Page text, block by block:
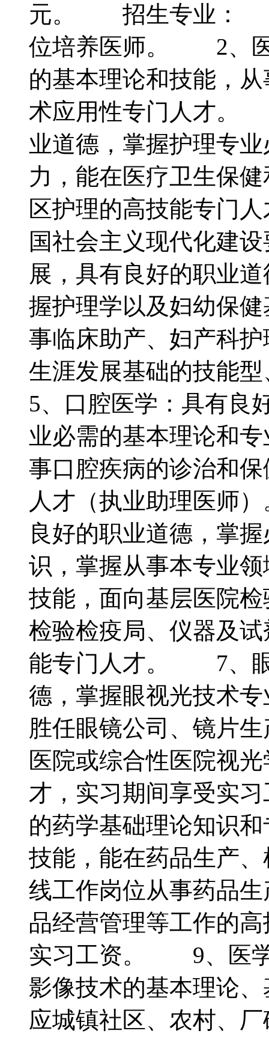
元。 招生专业： 1
位培养医师。 2、医
的基本理论和技能，
术应用性专门人才。
业道德，掌握护理专
力，能在医疗卫生保
区护理的高技能专门
国社会主义现代化建
展，具有良好的职业
握护理学以及妇幼保
事临床助产、妇产科
生涯发展基础的技
5、口腔医学：具有良
业必需的基本理论和
事口腔疾病的诊治和
人才（执业助理医师
良好的职业道德，掌
识，掌握从事本专业
技能，面向基层医院
检验检疫局、仪器及
能专门人才。 7、眼
德，掌握眼视光技术
胜任眼镜公司、镜片
医院或综合性医院视
才，实习期间享受实
的药学基础理论知识
技能，能在药品生产
线工作岗位从事药品
品经营管理等工作的
实习工资。 9、医学
影像技术的基本理论
应城镇社区、农村、